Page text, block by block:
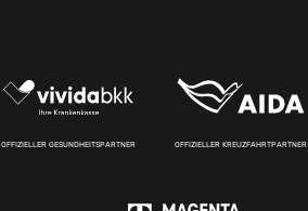
OFFIZIELLER GESUNDHEITSPARTNER OFFIZIELLER KREUZFAHRTPARTNER